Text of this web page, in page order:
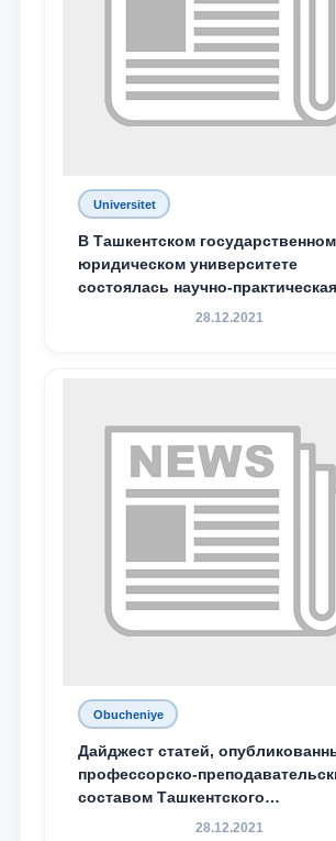
Ваш номер телефона
отправить
Universitet
В Ташкентском государственном
юридическом университете
состоялась научно-практическая
конференция магистрантов
28.12.2021
Obucheniye
Дайджест статей,
профессорско-
составом Ташкентского
государственного юридического
28.12.2021